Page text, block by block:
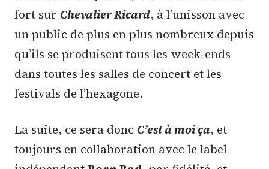
fort sur Chevalier Ricard, à l’unisson avec
un public de plus en plus nombreux depuis
qu’ils se produisent tous les week-ends
dans toutes les salles de concert et les
festivals de l’hexagone.
La suite, ce sera doncC’est à moi ça, et
toujours en collaboration avec le label